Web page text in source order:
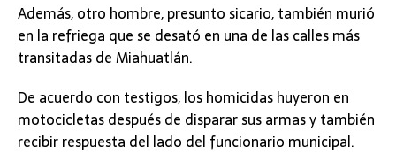
Además, otro hombre, presunto sicario, también murió
en la refriega que se desató en una de las calles más
transitadas de Miahuatlán.
De acuerdo con testigos, los homicidas huyeron en
motocicletas después de disparar sus armas y también
recibir respuesta del lado del funcionario municipal.